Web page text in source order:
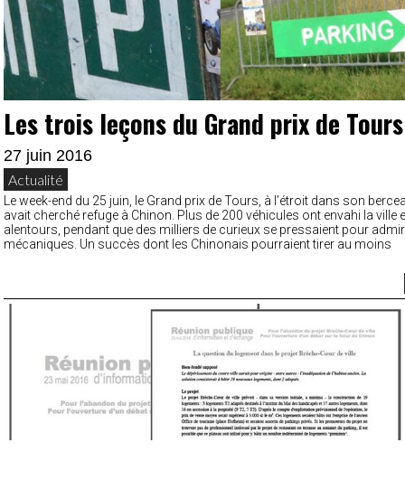
Les trois leçons du Grand prix de Tours
27 juin 2016
Actualité
Le week-end du 25 juin, le Grand prix de Tours, à l’étroit dans son
avait cherché refuge à Chinon. Plus de 200 véhicules ont envahi la ville
alentours, pendant que des milliers de curieux se pressaient pour
mécaniques. Un succès dont les Chinonais pourraient tirer au moins